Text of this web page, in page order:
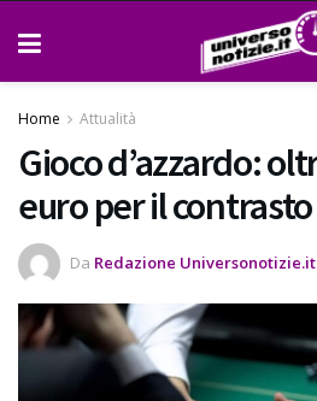
Home Attualità
Gioco d’azzardo:
euro per il contrasto
Da Redazione Universonotizie.it